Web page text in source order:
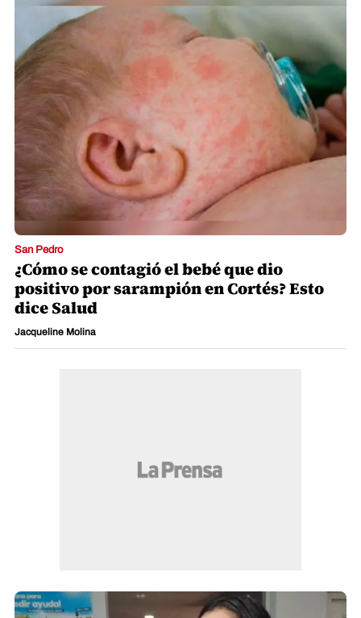
San Pedro
¿Cómo se contagió el bebé que dio
positivo por sarampión en Cortés? Esto
dice Salud
Jacqueline Molina